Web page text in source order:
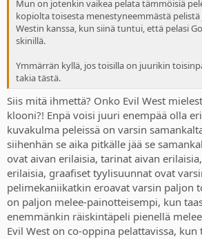
Mun on jotenkin vaikea pelata tämmöisiä
kopiolta toisesta menestyneemmästä pelistä
Westin kanssa, kun siinä tuntui, että pelasi
skinillä.
Ymmärrän kyllä, jos toisilla on juurikin
takia tästä.
Siis mitä ihmettä? Onko Evil West
klooni?! Enpä voisi juuri enempää olla
kuvakulma peleissä on varsin
siihenhän se aika pitkälle jää se
ovat aivan erilaisia, tarinat aivan
erilaisia, graafiset tyylisuunnat ovat
pelimekaniikatkin eroavat varsin paljon
on paljon melee-painotteisempi, kun
enemmänkin räiskintäpeli pienellä
Evil West on co-oppina pelattavissa, kun